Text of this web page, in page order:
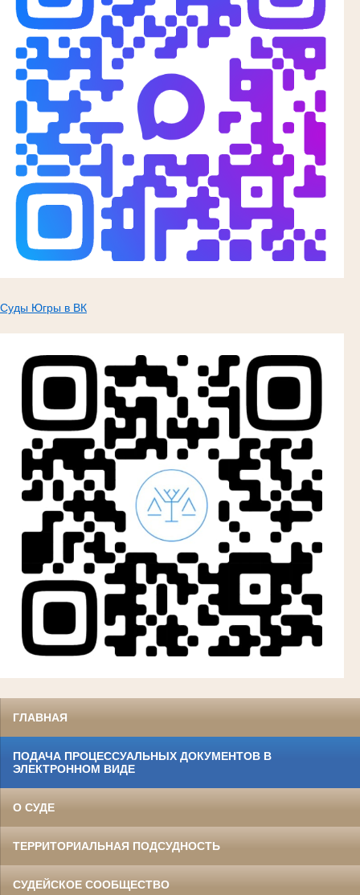
Суды Югры в ВК
ГЛАВНАЯ
ПОДАЧА ПРОЦЕССУАЛЬНЫХ ДОКУМЕНТОВ В
ЭЛЕКТРОННОМ ВИДЕ
О СУДЕ
ТЕРРИТОРИАЛЬНАЯ ПОДСУДНОСТЬ
СУДЕЙСКОЕ СООБЩЕСТВО